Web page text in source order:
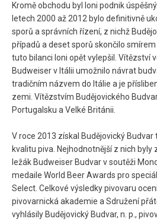
Kromě obchodu byl loni podnik
letech 2000 až 2012 bylo definitivně
sporů a správních řízení, z nichž
případů a deset sporů skončilo
tuto bilanci loni opět vylepšil. Vítězství
Budweiser v Itálii umožnilo návrat
tradičním názvem do Itálie a je
zemi. Vítězstvím Budějovického
Portugalsku a Velké Británii.
V roce 2013 získal Budějovický Budvar
kvalitu piva. Nejhodnotnější z nich
ležák Budweiser Budvar v soutěži
medaile World Beer Awards pro
Select. Celkové výsledky pivovaru
pivovarnická akademie a Sdružení
vyhlásily Budějovický Budvar, n. p.,